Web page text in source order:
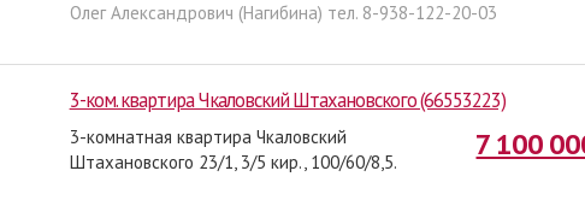
Олег Александрович (Нагибина) тел. 8-938-122-20-03
3-ком. квартира Чкаловский Штахановского (66553223)
7 100
3-комнатная квартира Чкаловский
Штахановского 23/1, 3/5 кир., 100/60/8,5.